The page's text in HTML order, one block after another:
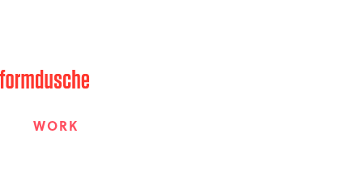
WORK